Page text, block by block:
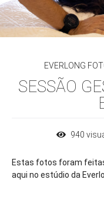
EVERLONG
SESSÃO
940
Estas fotos foram
aqui no estúdio da